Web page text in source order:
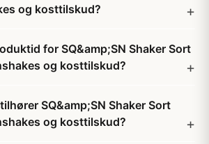
og kosttilskud?
for SQ&amp;SN Shaker Sort
og kosttilskud?
SQ&amp;SN Shaker Sort
og kosttilskud?